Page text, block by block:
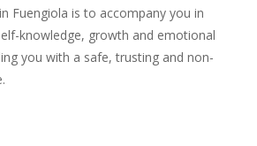
Fuengiola is to accompany you in
knowledge, growth and emotional
you with a safe, trusting and non-